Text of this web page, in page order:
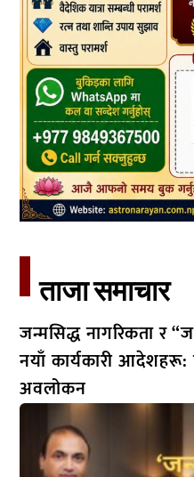
ताजा समाचार​
जन्मसिद्ध नागरिकता र
नयाँ कार्यकारी
अवलोकन